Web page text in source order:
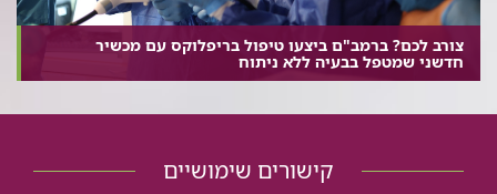
צורב לכם? ברמב"ם ביצעו טיפול בריפלוקס עם מכשיר
חדשני שמטפל בבעיה ללא ניתוח
קישורים שימושיים